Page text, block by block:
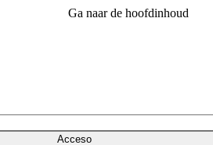
Ga naar de hoofdinhoud
Acceso